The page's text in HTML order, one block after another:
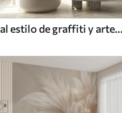
al estilo de graffiti y arte